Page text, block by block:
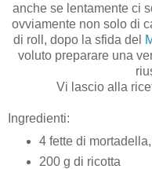
anche se lentamente ci
ovviamente non solo di
di roll, dopo la sfida del
voluto preparare una
Vi lascio alla
Ingredienti:
4 fette di
200 g di ricotta